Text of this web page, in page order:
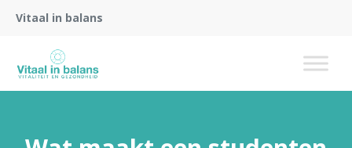
Vitaal in balans